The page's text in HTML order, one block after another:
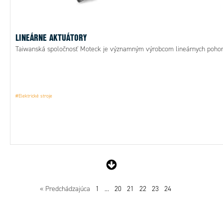
LINEÁRNE AKTUÁTORY
Taiwanská spoločnosť Moteck je významným výrobcom lineárnych
#Elektrické stroje
« Predchádzajúca 1 ... 20 21 22 23 24